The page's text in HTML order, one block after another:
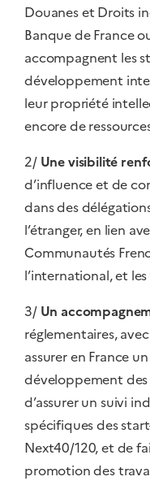
Douanes et Droits
Banque de France
accompagnent les
développement
leur propriété
encore de
2/ Une visibilité
d’influence et de
dans des
l’étranger, en lien
Communautés
l’international, et
3/ Un
réglementaires,
assurer en France
développement
d’assurer un suivi
spécifiques des
Next40/120, et de
promotion des